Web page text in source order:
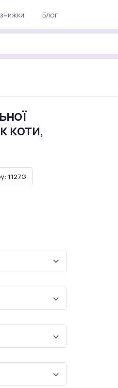
знижки Блог
коти,
1127G